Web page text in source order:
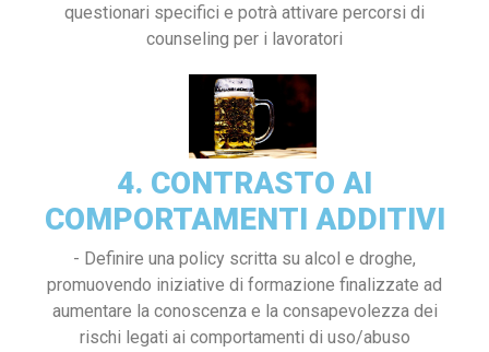
questionari specifici e potrà attivare percorsi di
counseling per i lavoratori
4. CONTRASTO AI
COMPORTAMENTI ADDITIVI
- Definire una policy scritta su alcol e droghe,
promuovendo iniziative di formazione finalizzate ad
aumentare la conoscenza e la consapevolezza dei
rischi legati ai comportamenti di uso/abuso